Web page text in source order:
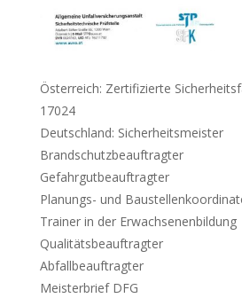
Österreich: Zertifizierte
17024
Deutschland: Sicherheitsmeister
Brandschutzbeauftragter
Gefahrgutbeauftragter
Planungs- und
Trainer in der Erwachsenenbildung
Qualitätsbeauftragter
Abfallbeauftragter
Meisterbrief DFG